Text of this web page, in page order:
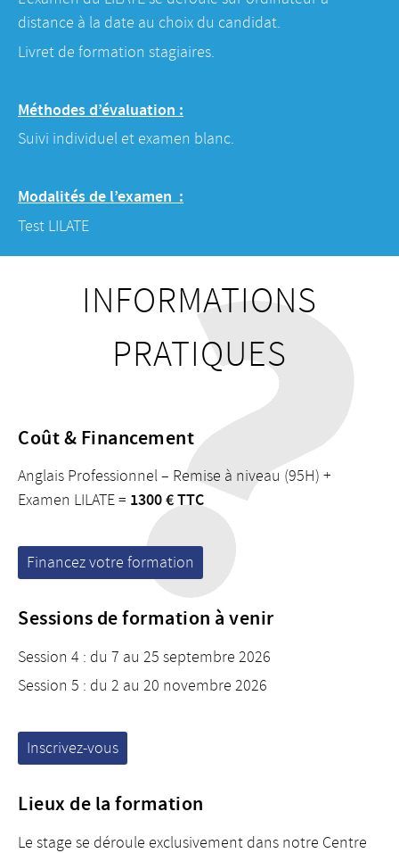
distance à la date au choix du candidat.
Livret de formation stagiaires.
Méthodes d’évaluation :
Suivi individuel et examen blanc.
Modalités de l’examen :
​Test LILATE
INFORMATIONS
PRATIQUES
Coût & Financement
Anglais Professionnel – Remise à niveau (95H) +
Examen LILATE = 1300 € TTC
Financez votre formation
Sessions de formation à venir
Session 4 : du 7 au 25 septembre 2026
Session 5 : du 2 au 20 novembre 2026
Inscrivez-vous
Lieux de la formation
Le stage se déroule exclusivement dans notre Centre